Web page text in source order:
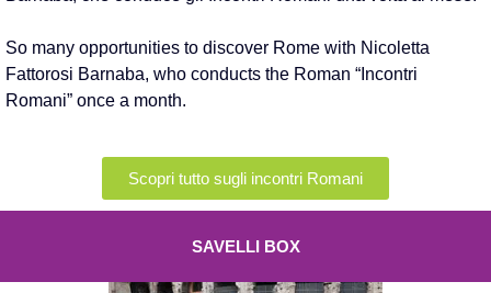
So many opportunities to discover Rome with Nicoletta
Fattorosi Barnaba, who conducts the Roman “Incontri
Romani” once a month.
Scopri tutto sugli incontri Romani
SAVELLI BOX